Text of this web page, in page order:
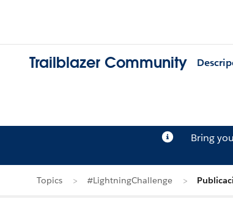
Trailblazer Community
Bring
Topics #LightningChallenge